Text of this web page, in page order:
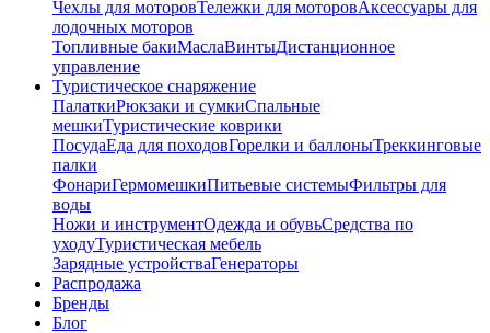
Чехлы для моторовТележки для моторовАксессуары для
лодочных моторов
Топливные бакиМаслаВинтыДистанционное
управление
Туристическое снаряжение
ПалаткиРюкзаки и сумкиСпальные
мешкиТуристические коврики
ПосудаЕда для походовГорелки и баллоныТреккинговые
палки
ФонариГермомешкиПитьевые системыФильтры для
воды
Ножи и инструментОдежда и обувьСредства по
уходуТуристическая мебель
Зарядные устройстваГенераторы
Распродажа
Бренды
Блог